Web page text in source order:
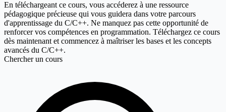
En téléchargeant ce cours, vous accéderez à une ressource
pédagogique précieuse qui vous guidera dans votre parcours
d'apprentissage du C/C++. Ne manquez pas cette opportunité de
renforcer vos compétences en programmation. Téléchargez ce cours
dès maintenant et commencez à maîtriser les bases et les concepts
avancés du C/C++.
Chercher un cours